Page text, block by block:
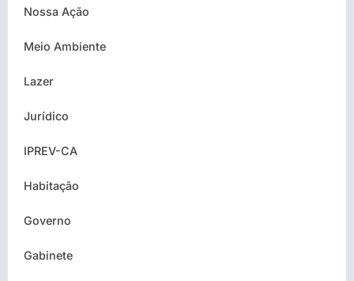
Nossa Ação
Meio Ambiente
Lazer
Jurídico
IPREV-CA
Habitação
Governo
Gabinete